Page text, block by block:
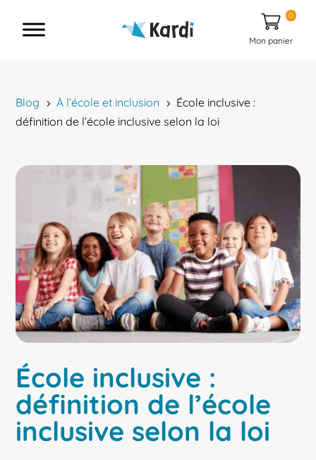
Mon panier
0
Blog 5 À l’école et inclusion 5
École inclusive :
définition de l’école inclusive selon la loi
École inclusive :
définition de l’école
inclusive selon la loi